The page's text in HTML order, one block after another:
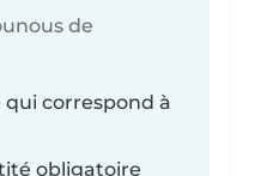
de
correspond à
obligatoire